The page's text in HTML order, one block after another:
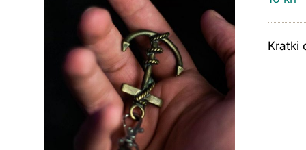
Kratki